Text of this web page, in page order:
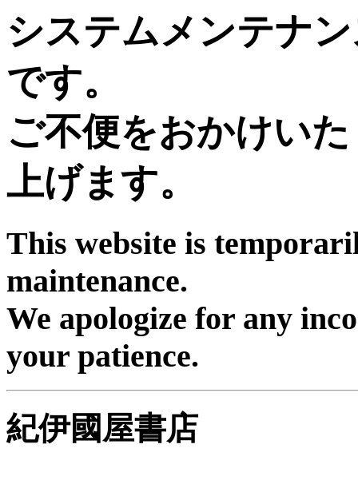
システムメンテナ
です。
ご不便をおかけい
上げます。
This website is
maintenance.
We apologize for any
your patience.
紀伊國屋書店